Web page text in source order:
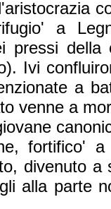
a
pressi della
). Ivi
a
venne a
fortifico'
divenuto a
alla parte